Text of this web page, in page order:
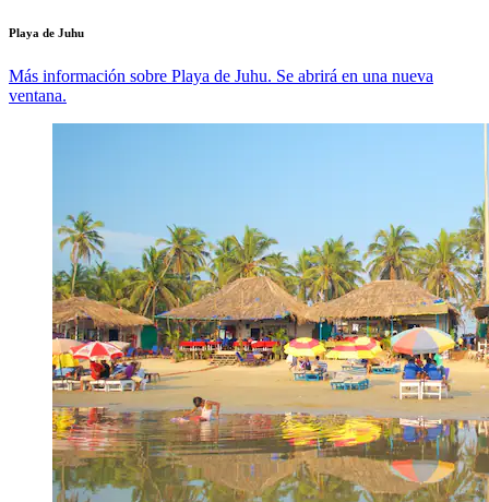
Playa de Juhu
Más información sobre Playa de Juhu. Se abrirá en una nueva
ventana.